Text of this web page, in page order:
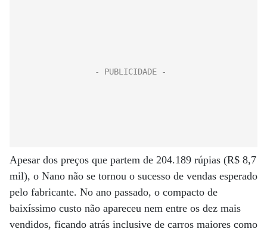
Apesar dos preços que partem de 204.189 rúpias (R$ 8,7
mil), o Nano não se tornou o sucesso de vendas esperado
pelo fabricante. No ano passado, o compacto de
baixíssimo custo não apareceu nem entre os dez mais
vendidos, ficando atrás inclusive de carros maiores como